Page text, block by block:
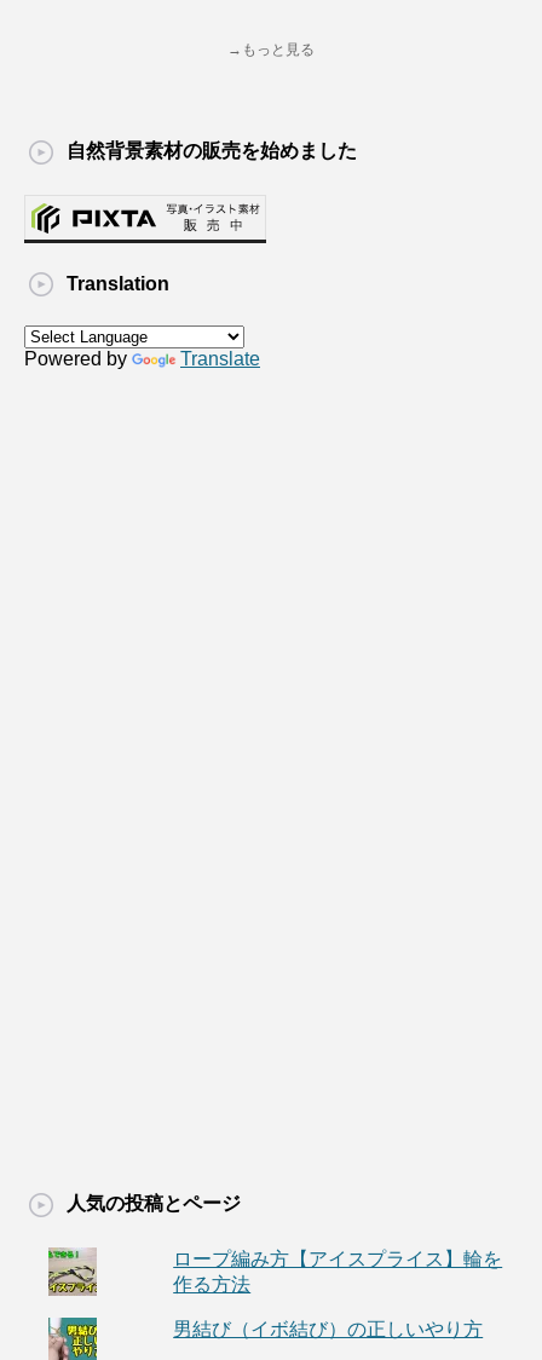
→もっと見る
自然背景素材の販売を始めました
Translation
Powered by Translate
人気の投稿とページ
ロープ編み方【アイスプライス】輪を
作る方法
男結び（イボ結び）の正しいやり方